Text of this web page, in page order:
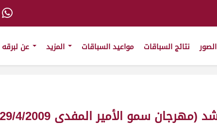
الصور نتائج السباقات مواعيد السباقات